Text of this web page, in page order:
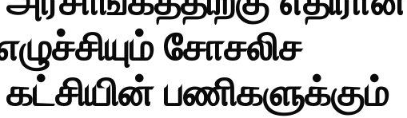
சோசலிச
பணிகளுக்கும்